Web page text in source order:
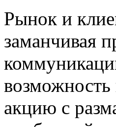
Рынок и
заманчивая
акцию с